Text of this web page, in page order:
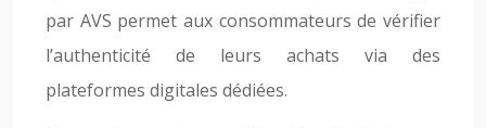
par AVS permet aux consommateurs de vérifier
l’authenticité de leurs achats via des
plateformes digitales dédiées.